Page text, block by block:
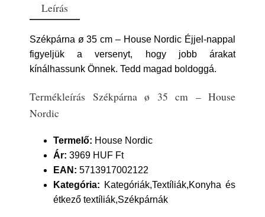
Leírás
Székpárna ø 35 cm – House Nordic Éjjel-nappal
figyeljük a versenyt, hogy jobb árakat
kínálhassunk Önnek. Tedd magad boldoggá.
Termékleírás Székpárna ø 35 cm – House
Nordic
Termelő: House Nordic
Ár: 3969 HUF Ft
EAN: 5713917002122
Kategória: Kategóriák,Textíliák,Konyha és
étkező textíliák,Székpárnák